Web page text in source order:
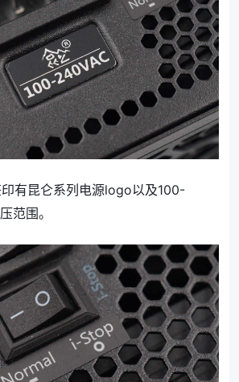
有昆仑系列电源logo以及100-
范围。